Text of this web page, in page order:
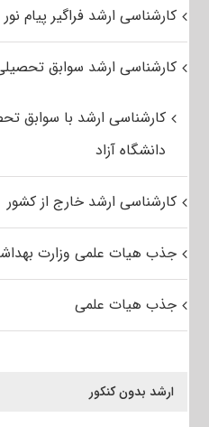
کارشناسی ارشد فراگیر پیام نور
کارشناسی ارشد سوابق
کارشناسی ارشد با سوابق
دانشگاه آزاد
کارشناسی ارشد خارج از کشور
جذب هیات علمی وزارت
جذب هیات علمی
ارشد بدون کنکور